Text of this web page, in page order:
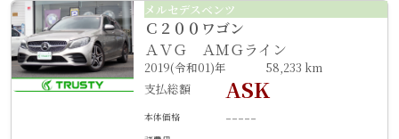
メルセデスベンツ
Ｃ２００ワゴン
ＡＶＧ ＡＭＧライン
2019(令和01)年
58,233 km
支払総額
ASK
本体価格 -----